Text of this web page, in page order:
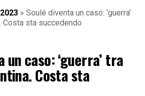
2023 » Soulé diventa un caso: ‘guerra’
Costa sta succedendo
un caso: ‘guerra’ tra
Costa sta